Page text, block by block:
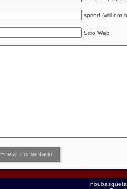
sprintf (will not
Sitio Web
Enviar comentario